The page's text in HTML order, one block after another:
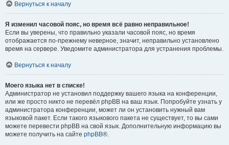
Вернуться к началу
Я изменил часовой пояс, но время всё равно неправильное!
Если вы уверены, что правильно указали часовой пояс, но время
отображается по-прежнему неверное, значит, неправильно установлено
время на сервере. Уведомите администратора для устранения проблемы.
Вернуться к началу
Моего языка нет в списке!
Администратор не установил поддержку вашего языка на конференции,
или же просто никто не перевёл phpBB на ваш язык. Попробуйте узнать у
администратора конференции, может ли он установить нужный вам
языковой пакет. Если такого языкового пакета не существует, то вы сами
можете перевести phpBB на свой язык. Дополнительную информацию вы
можете получить на сайте phpBB®.